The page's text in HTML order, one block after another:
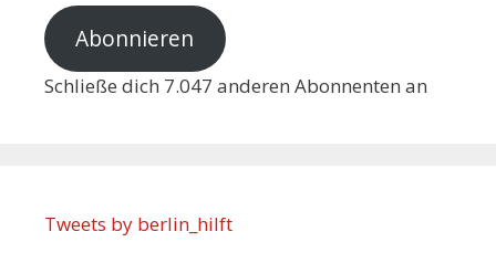
Abonnieren
Schließe dich 7.047 anderen Abonnenten an
Tweets by berlin_hilft